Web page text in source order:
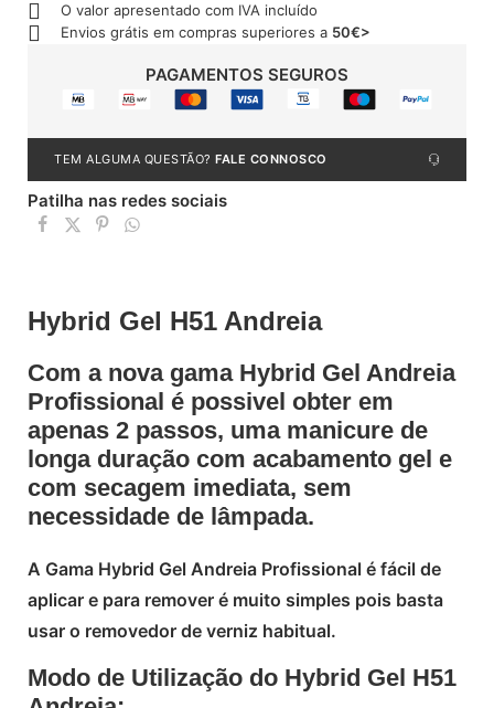
O valor apresentado com IVA incluído
Envios grátis em compras superiores a 50€>
PAGAMENTOS SEGUROS
TEM ALGUMA QUESTÃO? FALE CONNOSCO
Patilha nas redes sociais
Hybrid Gel H51 Andreia
Com a nova gama Hybrid Gel Andreia
Profissional é possivel obter em
apenas 2 passos, uma manicure de
longa duração com acabamento gel e
com secagem imediata, sem
necessidade de lâmpada.
A Gama Hybrid Gel Andreia Profissional é fácil de
aplicar e para remover é muito simples pois basta
usar o removedor de verniz habitual.
Modo de Utilização do Hybrid Gel H51